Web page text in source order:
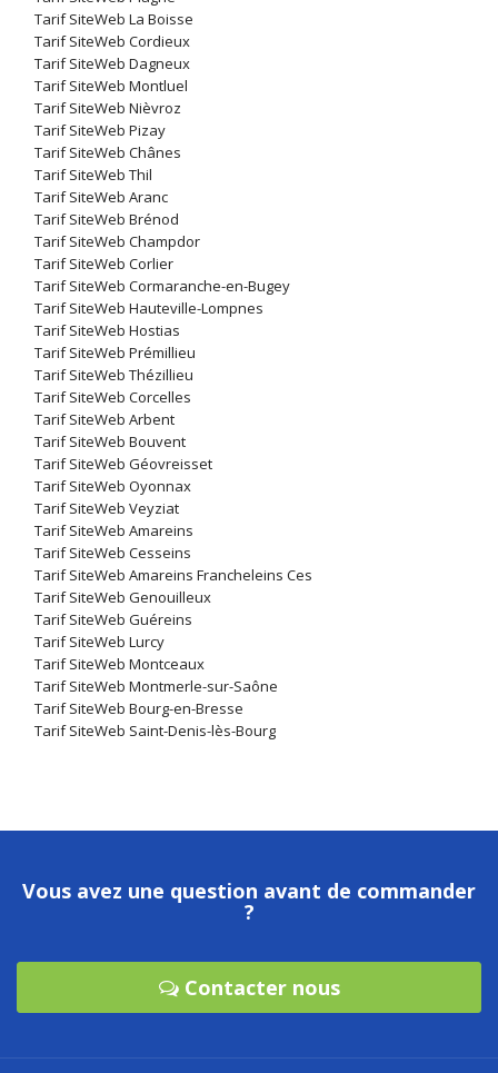
Tarif SiteWeb La Boisse
Tarif SiteWeb Cordieux
Tarif SiteWeb Dagneux
Tarif SiteWeb Montluel
Tarif SiteWeb Nièvroz
Tarif SiteWeb Pizay
Tarif SiteWeb Chânes
Tarif SiteWeb Thil
Tarif SiteWeb Aranc
Tarif SiteWeb Brénod
Tarif SiteWeb Champdor
Tarif SiteWeb Corlier
Tarif SiteWeb Cormaranche-en-Bugey
Tarif SiteWeb Hauteville-Lompnes
Tarif SiteWeb Hostias
Tarif SiteWeb Prémillieu
Tarif SiteWeb Thézillieu
Tarif SiteWeb Corcelles
Tarif SiteWeb Arbent
Tarif SiteWeb Bouvent
Tarif SiteWeb Géovreisset
Tarif SiteWeb Oyonnax
Tarif SiteWeb Veyziat
Tarif SiteWeb Amareins
Tarif SiteWeb Cesseins
Tarif SiteWeb Amareins Francheleins Ces
Tarif SiteWeb Genouilleux
Tarif SiteWeb Guéreins
Tarif SiteWeb Lurcy
Tarif SiteWeb Montceaux
Tarif SiteWeb Montmerle-sur-Saône
Tarif SiteWeb Bourg-en-Bresse
Tarif SiteWeb Saint-Denis-lès-Bourg
Vous avez une question avant de commander
?
Contacter nous